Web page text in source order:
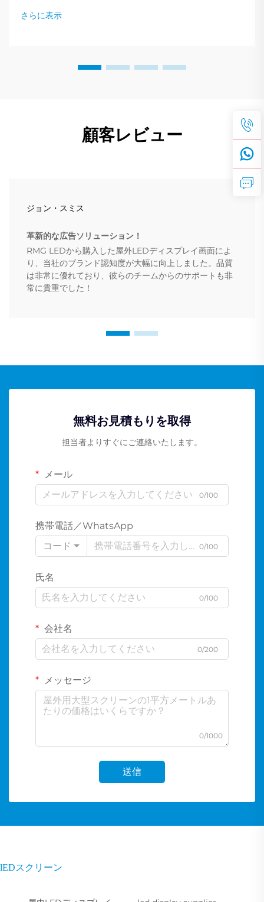
Optoelectronics Co., Ltd.）です。これらのスクリーンは
建物をダイナミックなディスプレイへと変貌させる独自の能
さらに表示
顧客レビュー
ジョン・スミス
革新的な広告ソリューション！
RMG LEDから購入した屋外LEDディスプレイ画面によ
り、当社のブランド認知度が大幅に向上しました。品質
は非常に優れており、彼らのチームからのサポートも非
常に貴重でした！
無料お見積もりを取得
担当者よりすぐにご連絡いたします。
メール
0/100
携帯電話／WhatsApp
コード
0/100
氏名
0/100
会社名
0/200
メッセージ
0/1000
送信
lEDスクリーン